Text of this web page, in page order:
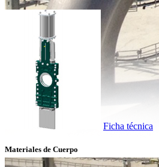
Ficha técnica
Materiales de Cuerpo